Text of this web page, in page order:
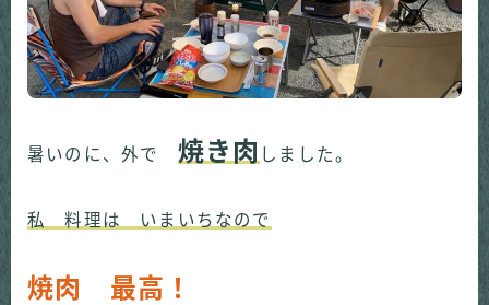
暑いのに、外で 焼き肉 しました。
私 料理は いまいちなので
焼肉 最高！